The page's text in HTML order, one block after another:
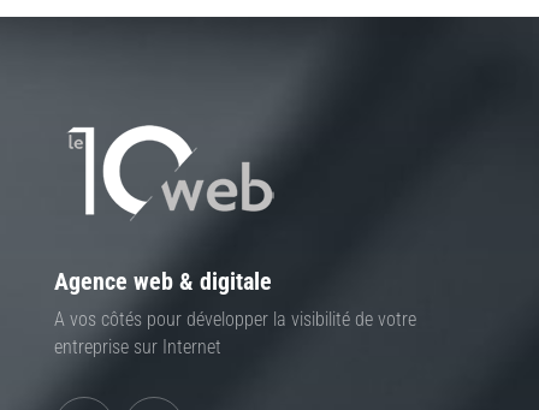
Agence web & digitale
A vos côtés pour développer la visibilité de votre
entreprise sur Internet